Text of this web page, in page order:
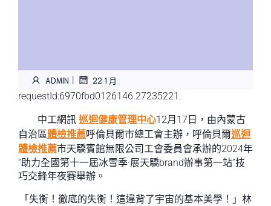
ADMIN | 22 1 月
requestId:6970fbd0126146.27235221.
中工網訊 巡迴健康管理中心12月17日，由內蒙古
自治區體檢推薦呼倫貝爾市總工會主辦，呼倫貝爾巡迴
體檢推薦市天驕賓館無限公司工會委員會承辦的2024年
“助力全國第十一屆冰雪季·展天驕brand辦事第一站”技
巧交鋒年夜賽舉辦。
「失衡！徹底的失衡！這違背了宇宙的基本美學！」林